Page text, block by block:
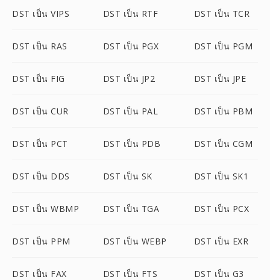
DST เป็น VIPS DST เป็น RTF DST เป็น TCR
DST เป็น RAS DST เป็น PGX DST เป็น PGM
DST เป็น FIG DST เป็น JP2 DST เป็น JPE
DST เป็น CUR DST เป็น PAL DST เป็น PBM
DST เป็น PCT DST เป็น PDB DST เป็น CGM
DST เป็น DDS DST เป็น SK DST เป็น SK1
DST เป็น WBMP DST เป็น TGA DST เป็น PCX
DST เป็น PPM DST เป็น WEBP DST เป็น EXR
DST เป็น FAX DST เป็น FTS DST เป็น G3